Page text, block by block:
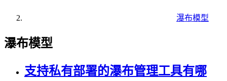
瀑布模型
瀑布模型
支持私有部署的瀑布管理工具有哪